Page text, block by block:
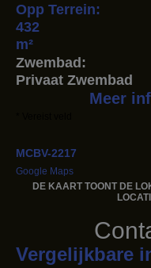
Opp Terrein:
432
m²
Zwembad:
Privaat Zwembad
Meer
MCBV-2217
Google Maps
DE KAART TOONT ​​DE
Vergelijkbare